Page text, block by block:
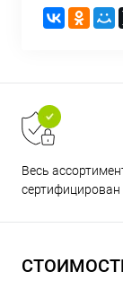
Весь
сертифицирован